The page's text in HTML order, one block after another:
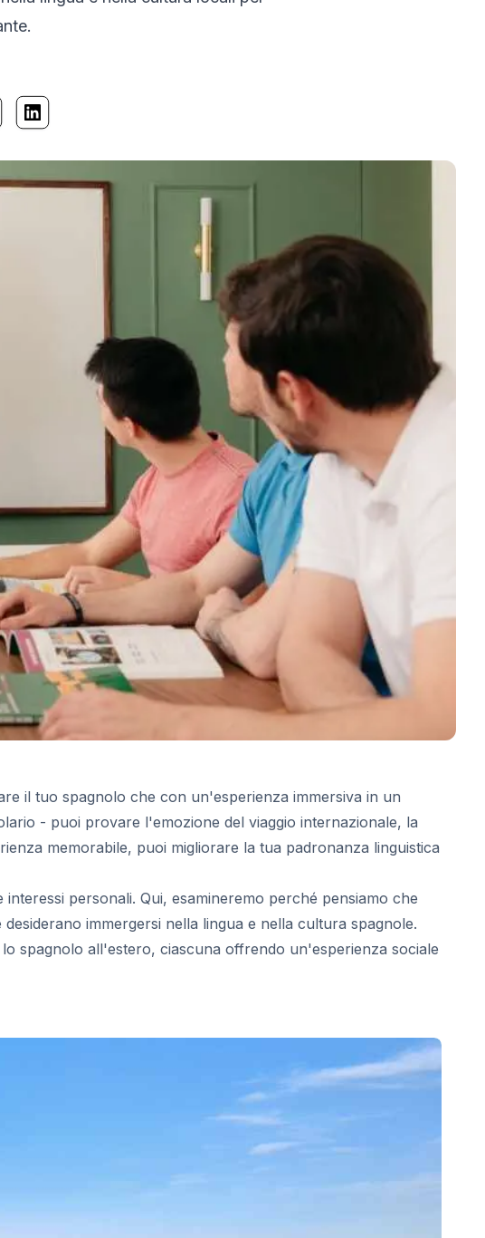
il tuo spagnolo che con un'esperienza immersiva in un
- puoi provare l'emozione del viaggio internazionale, la
memorabile, puoi migliorare la tua padronanza linguistica
personali. Qui, esamineremo perché pensiamo che
immergersi nella lingua e nella cultura spagnole.
spagnolo all'estero, ciascuna offrendo un'esperienza sociale